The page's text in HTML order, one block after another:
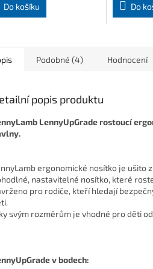
Do košíku Do
Podobné (4) Hodnocení
popis produktu
LennyUpGrade rostoucí
ergonomické nosítko je ušito
nastavitelné nosítko, které
pro rodiče, kteří hledají
svým rozměrům je vhodné pro děti
v bodech: